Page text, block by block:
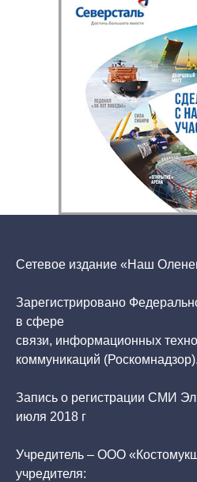
Сетевое издание «Наш
Зарегистрировано
в сфере
связи, информационных
коммуникаций (Роскомнадзор).
Запись о регистрации СМИ
июля 2018 г
Учредитель – ООО
учредителя: